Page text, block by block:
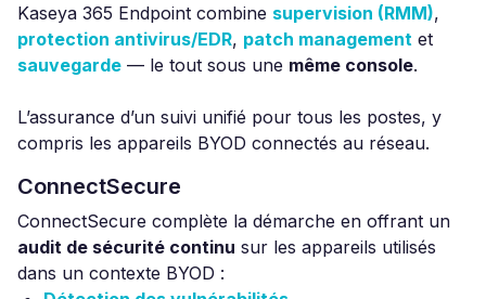
Kaseya 365 Endpoint combine supervision (RMM),
protection antivirus/EDR, patch management et
sauvegarde — le tout sous une même console.
L’assurance d’un suivi unifié pour tous les postes, y
compris les appareils BYOD connectés au réseau.
ConnectSecure
ConnectSecure complète la démarche en offrant un
audit de sécurité continu sur les appareils utilisés
dans un contexte BYOD :